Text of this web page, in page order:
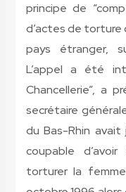
principe de
d’actes de torture
pays étranger,
L’appel a été
Chancellerie”, a
secrétaire
du Bas-Rhin
coupable
torturer la